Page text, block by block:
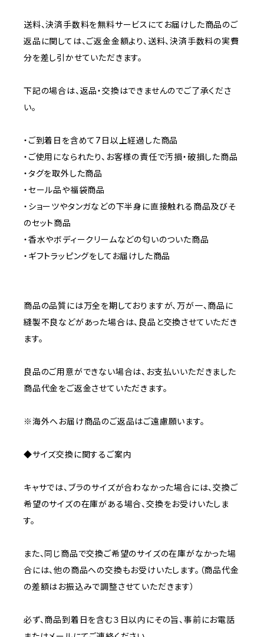
送料、決済手数料を無料サービスにてお届けした商品のご
返品に関しては、ご返金金額より、送料、決済手数料の実費
分を差し引かせていただきます。
下記の場合は、返品・交換はできませんのでご了承くださ
い。
・ご到着日を含めて7日以上経過した商品
・ご使用になられたり、お客様の責任で汚損・破損した商品
・タグを取外した商品
・セール品や福袋商品
・ショーツやタンガなどの下半身に直接触れる商品及びそ
のセット商品
・香水やボディークリームなどの匂いのついた商品
・ギフトラッピングをしてお届けした商品
商品の品質には万全を期しておりますが、万が一、商品に
縫製不良などがあった場合は、良品と交換させていただき
ます。
良品のご用意ができない場合は、お支払いいただきました
商品代金をご返金させていただきます。
※海外へお届け商品のご返品はご遠慮願います。
◆サイズ交換に関するご案内
キャサでは、ブラのサイズが合わなかった場合には、交換ご
希望のサイズの在庫がある場合、交換をお受けいたしま
す。
また、同じ商品で交換ご希望のサイズの在庫がなかった場
合には、他の商品への交換もお受けいたします。（商品代金
の差額はお振込みで調整させていただきます）
必ず、商品到着日を含む３日以内にその旨、事前にお電話